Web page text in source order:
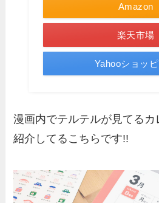
Amazon
楽天市場
Yahooショッ
漫画内でテルテルが見てるカ
紹介してるこちらです!!